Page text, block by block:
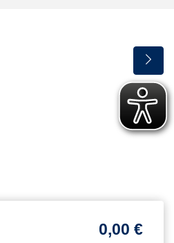
0,00 €